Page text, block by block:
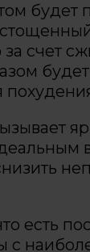
будет
счет
есть
с